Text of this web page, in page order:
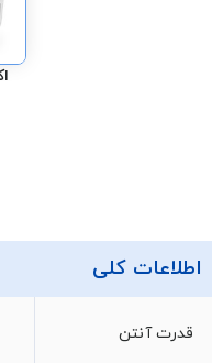
اطلاعات کلی
قدرت آنتن